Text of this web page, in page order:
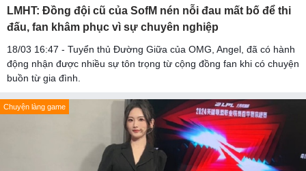
LMHT: Đồng đội cũ của SofM nén nỗi đau mất bố để thi
đấu, fan khâm phục vì sự chuyên nghiệp
18/03 16:47 - Tuyển thủ Đường Giữa của OMG, Angel, đã có hành
động nhận được nhiều sự tôn trọng từ cộng đồng fan khi có chuyện
buồn từ gia đình.
Chuyện làng game